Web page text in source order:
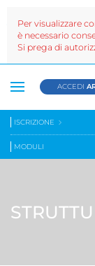
ACCEDI
ISCRIZIONE
MODULI
Per visualizzare
è necessario
Si prega di